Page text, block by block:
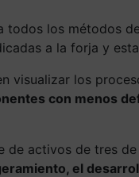
todos los métodos
a la forja y
visualizar los
con menos
activos de tres
el